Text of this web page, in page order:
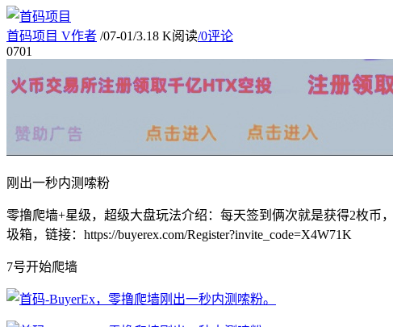
首码项目 V作者 /07-01/3.18 K阅读/0评论
0701
刚出一秒内测嗦粉
零撸爬墙+星级，超级大盘玩法介绍：每天签到俩次就是获得2枚币
圾箱，链接：https://buyerex.com/Register?invite_code=X4W71K
7号开始爬墙